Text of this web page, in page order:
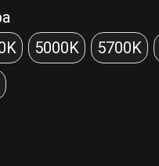
5000K 5700K